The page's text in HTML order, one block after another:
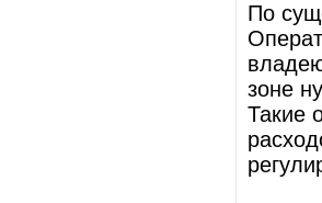
По
зоне
Такие